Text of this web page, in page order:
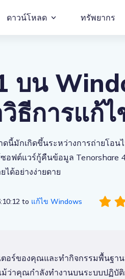
กรด Windows 11
ดาวน์โหลด
ตัวลบไฟล์ซ้ำ สำหรับ Win
ตัวตรวจสอบการอัปเกรด Windows
ทรัพยากร
บน
ธีการแก้ไ
มักเกิดขึ้นระหว่างการถ่ายโอน
อฟต์แวร์กู้คืนข้อมูล Tenorshare
ด้อย่างง่ายดาย
to แก้ไข Windows
อร์ของคุณและทำกิจกรรมพื้นฐา
ม้ว่าคุณกำลังทำงานบนระบบปฏิบั